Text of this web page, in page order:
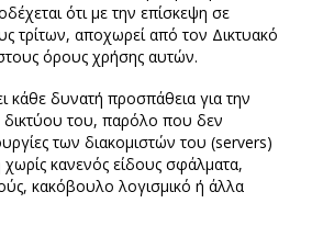
ότι με την επίσκεψη σε
τρίτων, αποχωρεί από τον Δικτυακό
όρους χρήσης αυτών.
κάθε δυνατή προσπάθεια για την
δικτύου του, παρόλο που δεν
των διακομιστών του (servers)
χωρίς κανενός είδους σφάλματα,
κακόβουλο λογισμικό ή άλλα